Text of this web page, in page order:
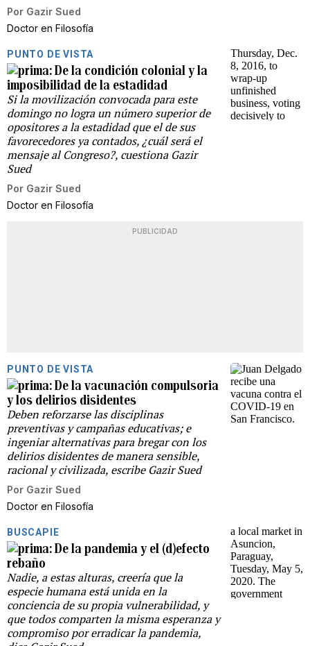
Por Gazir Sued
Doctor en Filosofía
PUNTO DE VISTA
De la condición colonial y la
imposibilidad de la estadidad
Si la movilización convocada para este
domingo no logra un número superior de
opositores a la estadidad que el de sus
favorecedores ya contados, ¿cuál será el
mensaje al Congreso?, cuestiona Gazir
Sued
Por Gazir Sued
Doctor en Filosofía
PUBLICIDAD
PUNTO DE VISTA
De la vacunación compulsoria
y los delirios disidentes
Deben reforzarse las disciplinas
preventivas y campañas educativas; e
ingeniar alternativas para bregar con los
delirios disidentes de manera sensible,
racional y civilizada, escribe Gazir Sued
Por Gazir Sued
Doctor en Filosofía
BUSCAPIE
De la pandemia y el (d)efecto
rebaño
Nadie, a estas alturas, creería que la
especie humana está unida en la
conciencia de su propia vulnerabilidad, y
que todos comparten la misma esperanza y
compromiso por erradicar la pandemia,